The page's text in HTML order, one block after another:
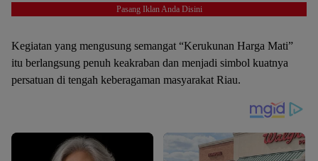
Pasang Iklan Anda Disini
Kegiatan yang mengusung semangat “Kerukunan Harga Mati”
itu berlangsung penuh keakraban dan menjadi simbol kuatnya
persatuan di tengah keberagaman masyarakat Riau.